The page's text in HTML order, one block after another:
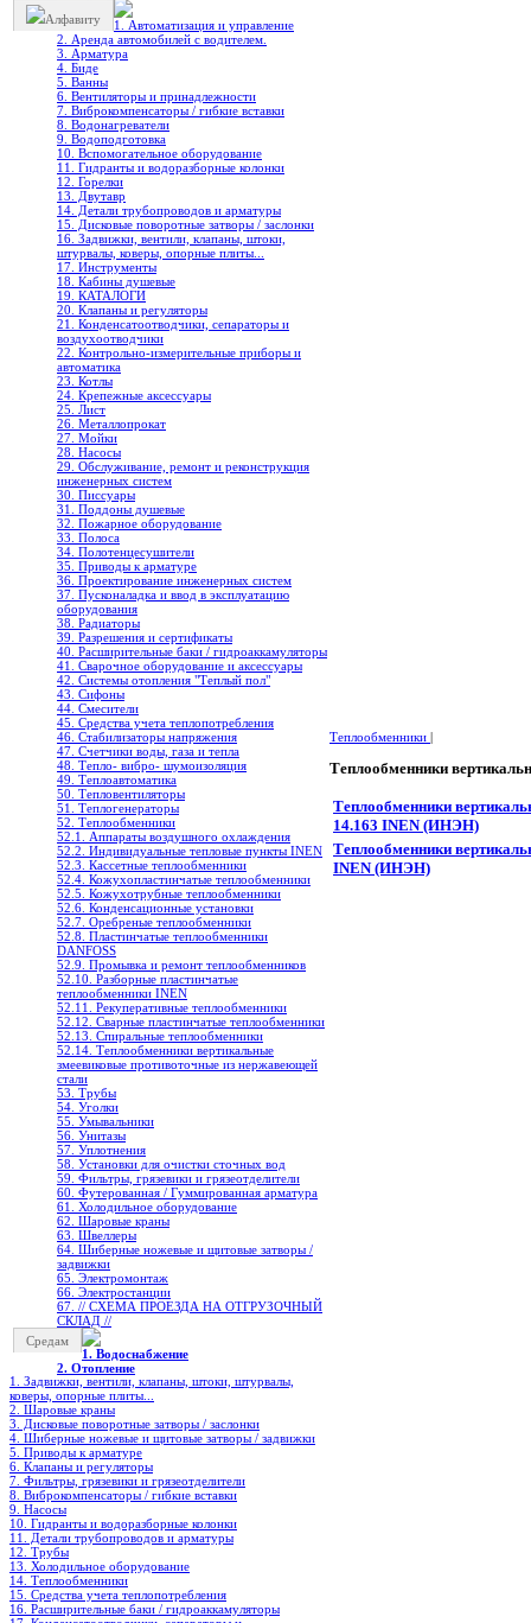
Алфавиту
1. Автоматизация и управление
2. Аренда автомобилей с водителем.
3. Арматура
4. Биде
5. Ванны
6. Вентиляторы и принадлежности
7. Виброкомпенсаторы / гибкие вставки
8. Водонагреватели
9. Водоподготовка
10. Вспомогательное оборудование
11. Гидранты и водоразборные колонки
12. Горелки
13. Двутавр
14. Детали трубопроводов и арматуры
15. Дисковые поворотные затворы / заслонки
16. Задвижки, вентили, клапаны, штоки,
штурвалы, коверы, опорные плиты...
17. Инструменты
18. Кабины душевые
19. КАТАЛОГИ
20. Клапаны и регуляторы
21. Конденсатоотводчики, сепараторы и
воздухоотводчики
22. Контрольно-измерительные приборы и
автоматика
23. Котлы
24. Крепежные аксессуары
25. Лист
26. Металлопрокат
27. Мойки
28. Насосы
29. Обслуживание, ремонт и реконструкция
инженерных систем
30. Писсуары
31. Поддоны душевые
32. Пожарное оборудование
33. Полоса
34. Полотенцесушители
35. Приводы к арматуре
36. Проектирование инженерных систем
37. Пусконаладка и ввод в эксплуатацию
оборудования
38. Радиаторы
39. Разрешения и сертификаты
40. Расширительные баки / гидроаккамуляторы
41. Сварочное оборудование и аксессуары
42. Системы отопления "Теплый пол"
43. Сифоны
44. Смесители
45. Средства учета теплопотребления
46. Стабилизаторы напряжения
47. Счетчики воды, газа и тепла
48. Тепло- вибро- шумоизоляция
49. Теплоавтоматика
50. Тепловентиляторы
51. Теплогенераторы
52. Теплообменники
52.1. Аппараты воздушного охлаждения
52.2. Индивидуальные тепловые пункты INEN
52.3. Кассетные теплообменники
52.4. Кожухопластинчатые теплообменники
52.5. Кожухотрубные теплообменники
52.6. Конденсационные установки
52.7. Оребреные теплообменники
52.8. Пластинчатые теплообменники
DANFOSS
52.9. Промывка и ремонт теплообменников
52.10. Разборные пластинчатые
теплообменники INEN
52.11. Рекуперативные теплообменники
52.12. Сварные пластинчатые теплообменники
52.13. Спиральные теплообменники
52.14. Теплообменники вертикальные
змеевиковые противоточные из нержавеющей
стали
53. Трубы
54. Уголки
55. Умывальники
56. Унитазы
57. Уплотнения
58. Установки для очистки сточных вод
59. Фильтры, грязевики и грязеотделители
60. Футерованная / Гуммированная арматура
61. Холодильное oборудование
62. Шаровые краны
63. Швеллеры
64. Шиберные ножевые и щитовые затворы /
задвижки
65. Электромонтаж
66. Электростанции
67. // СХЕМА ПРОЕЗДА НА ОТГРУЗОЧНЫЙ
СКЛАД //
Средам
1. Водоснабжение
2. Отопление
1. Задвижки, вентили, клапаны, штоки, штурвалы,
коверы, опорные плиты...
2. Шаровые краны
3. Дисковые поворотные затворы / заслонки
4. Шиберные ножевые и щитовые затворы / задвижки
5. Приводы к арматуре
6. Клапаны и регуляторы
7. Фильтры, грязевики и грязеотделители
8. Виброкомпенсаторы / гибкие вставки
9. Насосы
10. Гидранты и водоразборные колонки
11. Детали трубопроводов и арматуры
12. Трубы
13. Холодильное oборудование
14. Теплообменники
15. Средства учета теплопотребления
16. Расширительные баки / гидроаккамуляторы
Теплообменники |
Теплообменники
Теплообменники
14.163 INEN (ИНЭН)
Теплообменники
INEN (ИНЭН)